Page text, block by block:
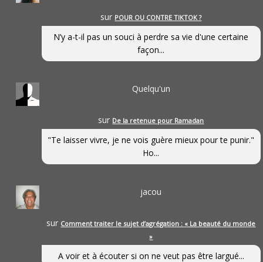
sur POUR OU CONTRE TIKTOK ?
N’y a-t-il pas un souci à perdre sa vie d'une certaine
façon...
Quelqu'un
sur De la retenue pour Ramadan
"Te laisser vivre, je ne vois guère mieux pour te punir."
Ho...
jacou
sur Comment traiter le sujet d’agrégation : « La beauté du monde
»
A voir et à écouter si on ne veut pas être largué...